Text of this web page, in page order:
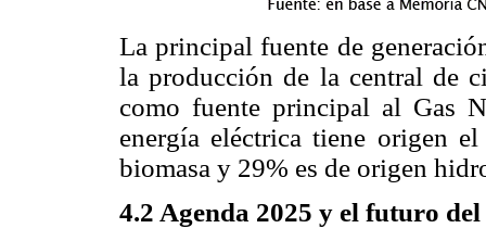
La principal fuente de
la producción de la central de
como fuente principal al Gas
energía eléctrica tiene origen
biomasa y 29% es de origen
4.2 Agenda 2025 y el futuro